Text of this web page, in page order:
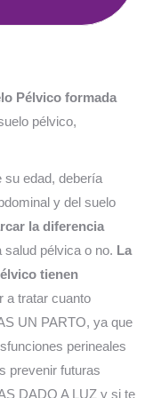
Pélvico formada
pélvico,
su edad, debería
y del suelo
la diferencia
salud pélvica o no. La
tienen
a tratar cuanto
UN PARTO, ya que
perineales
prevenir futuras
DADO A LUZ y si te